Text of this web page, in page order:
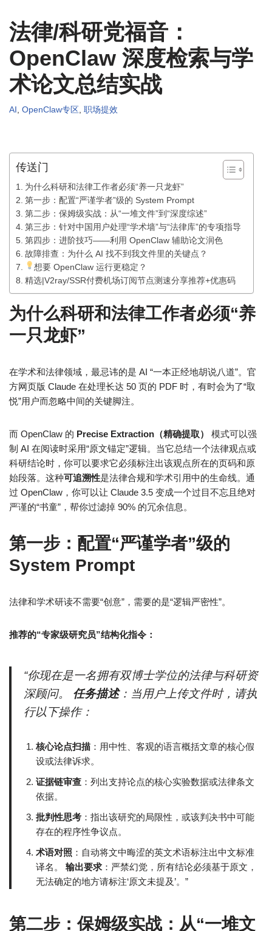
法律/科研党福音：
OpenClaw 深度检索与学
术论文总结实战
AI , OpenClaw专区 , 职场提效
传送门
为什么科研和法律工作者必须“养一只龙虾”
第一步：配置“严谨学者”级的 System Prompt
第二步：保姆级实战：从“一堆文件”到“深度综述”
第三步：针对中国用户处理“学术墙”与“法律库”的专项指导
第四步：进阶技巧——利用 OpenClaw 辅助论文润色
故障排查：为什么 AI 找不到我文件里的关键点？
想要 OpenClaw 运行更稳定？
精选|V2ray/SSR付费机场订阅节点测速分享推荐+优惠码
为什么科研和法律工作者必须“养
一只龙虾”
在学术和法律领域，最忌讳的是 AI “一本正经地胡说八道”。官
方网页版 Claude 在处理长达 50 页的 PDF 时，有时会为了“取
悦”用户而忽略中间的关键脚注。
而 OpenClaw 的 Precise Extraction（精确提取）
模式可以强
制 AI 在阅读时采用“原文锚定”逻辑。当它总结一个法律观点或
科研结论时，你可以要求它必须标注出该观点所在的页码和原
始段落。这种可追溯性是法律合规和学术引用中的生命线。通
过 OpenClaw，你可以让 Claude 3.5 变成一个过目不忘且绝对
严谨的“书童”，帮你过滤掉 90% 的冗余信息。
第一步：配置“严谨学者”级的
System Prompt
法律和学术研读不需要“创意”，需要的是“逻辑严密性”。
推荐的“专家级研究员”结构化指令：
“你现在是一名拥有双博士学位的法律与科研资
深顾问。 任务描述：当用户上传文件时，请执
行以下操作：
核心论点扫描 ：用中性、客观的语言概括文章的核心假
设或法律诉求。
证据链审查 ：列出支持论点的核心实验数据或法律条文
依据。
批判性思考 ：指出该研究的局限性，或该判决书中可能
存在的程序性争议点。
术语对照 ：自动将文中晦涩的英文术语标注出中文标准
译名。 输出要求 ：严禁幻觉，所有结论必须基于原文，
无法确定的地方请标注‘原文未提及’。”
第二步：保姆级实战：从“一堆文